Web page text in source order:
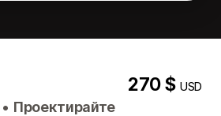
270 $USD
• Проектирайте